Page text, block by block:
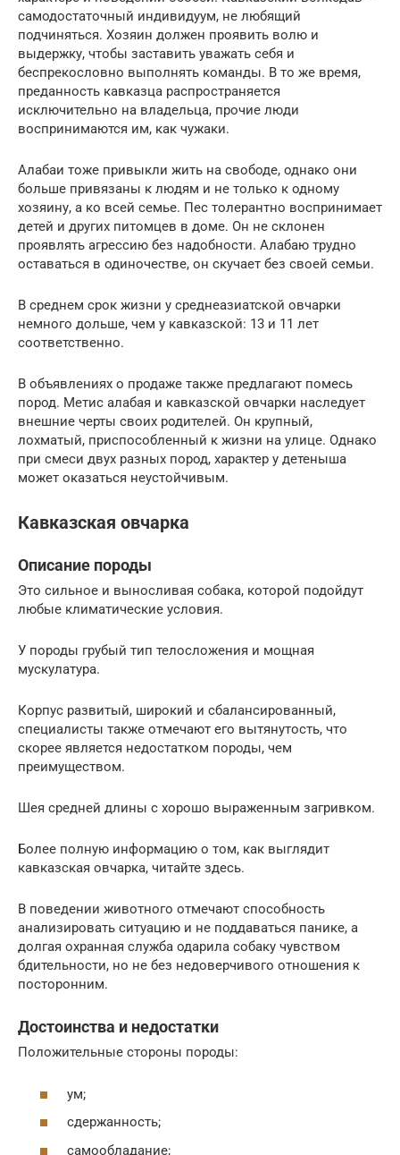
самодостаточный индивидуум, не любящий
подчиняться. Хозяин должен проявить волю и
выдержку, чтобы заставить уважать себя и
беспрекословно выполнять команды. В то же время,
преданность кавказца распространяется
исключительно на владельца, прочие люди
воспринимаются им, как чужаки.
Алабаи тоже привыкли жить на свободе, однако они
больше привязаны к людям и не только к одному
хозяину, а ко всей семье. Пес толерантно воспринимает
детей и других питомцев в доме. Он не склонен
проявлять агрессию без надобности. Алабаю трудно
оставаться в одиночестве, он скучает без своей семьи.
В среднем срок жизни у среднеазиатской овчарки
немного дольше, чем у кавказской: 13 и 11 лет
соответственно.
В объявлениях о продаже также предлагают помесь
пород. Метис алабая и кавказской овчарки наследует
внешние черты своих родителей. Он крупный,
лохматый, приспособленный к жизни на улице. Однако
при смеси двух разных пород, характер у детеныша
может оказаться неустойчивым.
Кавказская овчарка
Описание породы
Это сильное и выносливая собака, которой подойдут
любые климатические условия.
У породы грубый тип телосложения и мощная
мускулатура.
Корпус развитый, широкий и сбалансированный,
специалисты также отмечают его вытянутость, что
скорее является недостатком породы, чем
преимуществом.
Шея средней длины с хорошо выраженным загривком.
Более полную информацию о том, как выглядит
кавказская овчарка, читайте здесь.
В поведении животного отмечают способность
анализировать ситуацию и не поддаваться панике, а
долгая охранная служба одарила собаку чувством
бдительности, но не без недоверчивого отношения к
посторонним.
Достоинства и недостатки
Положительные стороны породы:
ум;
сдержанность;
самообладание;